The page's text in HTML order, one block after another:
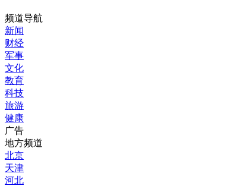
频道导航
新闻
财经
军事
文化
教育
科技
旅游
健康
广告
地方频道
北京
天津
河北